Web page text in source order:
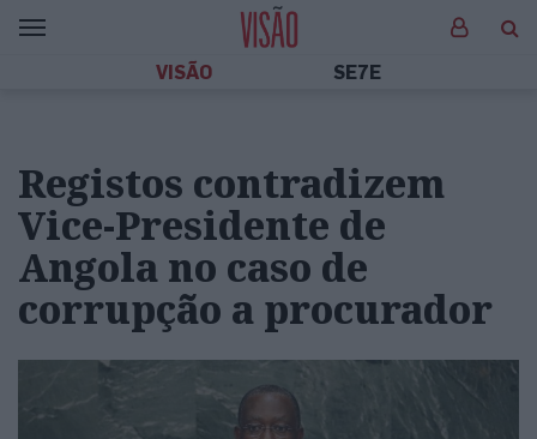
VISÃO SE7E
Registos contradizem
Vice-Presidente de
Angola no caso de
corrupção a procurador